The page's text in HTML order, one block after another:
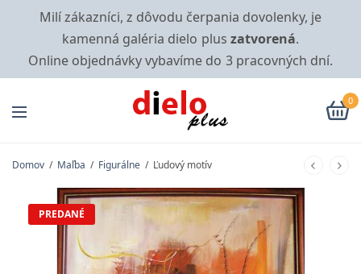
Milí zákazníci, z dôvodu čerpania dovolenky, je
kamenná galéria dielo plus zatvorená.
Online objednávky vybavíme do 3 pracovných dní.
0
Domov / Maľba / Figurálne / Ľudový motív
PREDANÉ